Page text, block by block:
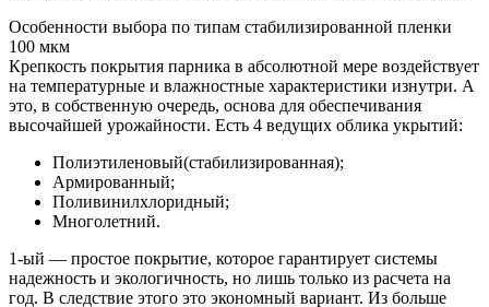
Особенности выбора по типам стабилизированной пленки
100 мкм
Крепкость покрытия парника в абсолютной мере воздействует
на температурные и влажностные характеристики изнутри. А
это, в собственную очередь, основа для обеспечивания
высочайшей урожайности. Есть 4 ведущих облика укрытий:
Полиэтиленовый(стабилизированная);
Армированный;
Поливинилхлоридный;
Многолетний.
1-ый — простое покрытие, которое гарантирует системы
надежность и экологичность, но лишь только из расчета на
год. В следствие этого это экономный вариант. Из больше